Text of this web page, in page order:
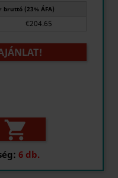
bruttó (23% ÁFA)
€204.65

6 db.